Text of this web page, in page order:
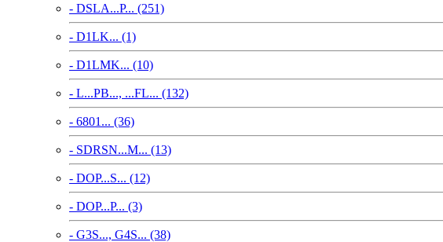
- DSLA...P... (251)
- D1LK... (1)
- D1LMK... (10)
- L...PB..., ...FL... (132)
- 6801... (36)
- SDRSN...M... (13)
- DOP...S... (12)
- DOP...P... (3)
- G3S..., G4S... (38)